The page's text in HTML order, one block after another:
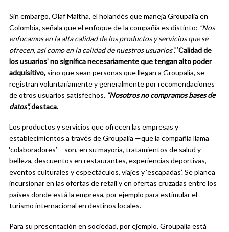
Sin embargo, Olaf Maltha, el holandés que maneja Groupalia en
Colombia, señala que el enfoque de la compañía es distinto: “Nos
enfocamos en la alta calidad de los productos y servicios que se
ofrecen, así como en la calidad de nuestros usuarios”.‘Calidad de
los usuarios’ no significa necesariamente que tengan alto poder
adquisitivo, sino que sean personas que llegan a Groupalia, se
registran voluntariamente y generalmente por recomendaciones
de otros usuarios satisfechos. “Nosotros no compramos bases de
datos”,destaca.
Los productos y servicios que ofrecen las empresas y
establecimientos a través de Groupalia —que la compañía llama
‘colaboradores’— son, en su mayoría, tratamientos de salud y
belleza, descuentos en restaurantes, experiencias deportivas,
eventos culturales y espectáculos, viajes y ‘escapadas’. Se planea
incursionar en las ofertas de retail y en ofertas cruzadas entre los
países donde está la empresa, por ejemplo para estimular el
turismo internacional en destinos locales.
Para su presentación en sociedad, por ejemplo, Groupalia está